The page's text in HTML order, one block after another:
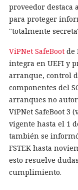
proveedor destaca
para proteger
"totalmente
ViPNet SafeBoot de
integra en UEFI y
arranque, control
componentes del
arranques no
ViPNet SafeBoot 3
vigente hasta el 1
también se
FSTEK hasta
esto resuelve
cumplimiento.